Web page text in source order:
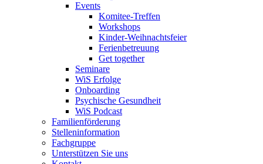
Events
Komitee-Treffen
Workshops
Kinder-Weihnachtsfeier
Ferienbetreuung
Get together
Seminare
WiS Erfolge
Onboarding
Psychische Gesundheit
WiS Podcast
Familienförderung
Stelleninformation
Fachgruppe
Unterstützen Sie uns